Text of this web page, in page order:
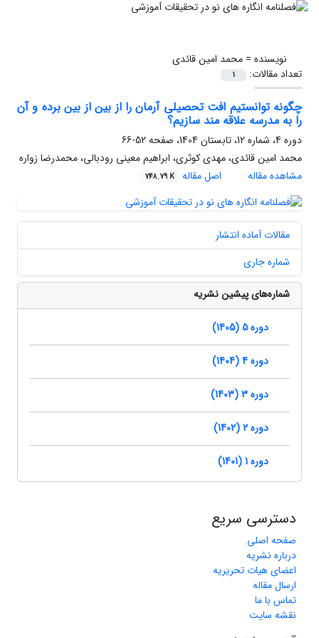
نویسنده =محمد امین قائدی
تعداد مقالات:
1
چگونه توانستیم افت تحصیلی آرمان را از بین از بین برده و آن
را به مدرسه علاقه مند سازیم؟
دوره 4، شماره 12، تابستان 1404، صفحه
52-66
محمد امین قائدی، مهدی کوثری، ابراهیم معینی رودبالی، محمدرضا زواره
مشاهده مقاله
اصل مقاله 748.79 K
مقالات آماده انتشار
شماره جاری
شماره‌های پیشین نشریه
دوره 5 (1405)
دوره 4 (1404)
دوره 3 (1403)
دوره 2 (1402)
دوره 1 (1401)
دسترسی سریع
صفحه اصلی
درباره نشریه
اعضای هیات تحریریه
ارسال مقاله
تماس با ما
نقشه سایت